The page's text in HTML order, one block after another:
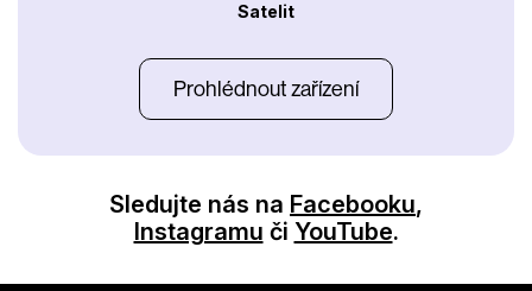
Satelit
Prohlédnout zařízení
Sledujte nás na Facebooku,
Instagramu či YouTube.